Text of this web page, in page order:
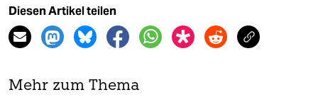
Diesen Artikel teilen
Mehr zum Thema